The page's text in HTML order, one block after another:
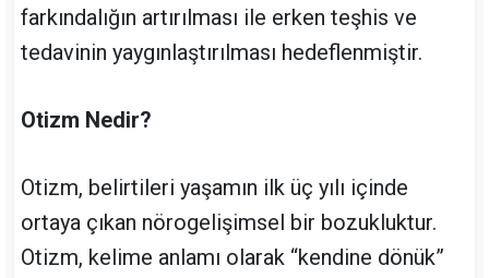
farkındalığın artırılması ile erken teşhis ve
tedavinin yaygınlaştırılması hedeflenmiştir.
Otizm Nedir?
Otizm, belirtileri yaşamın ilk üç yılı içinde
ortaya çıkan nörogelişimsel bir bozukluktur.
Otizm, kelime anlamı olarak “kendine dönük”